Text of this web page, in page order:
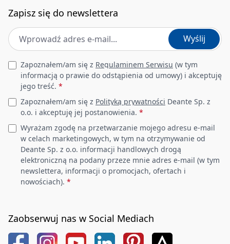
Zapisz się do newslettera
Adres e-mail *
Wyślij
Leave this field empty
Zapoznałem/am się z Regulaminem Serwisu (w tym
informacją o prawie do odstąpienia od umowy) i akceptuję
jego treść. *
Zapoznałem/am się z Polityką prywatności Deante Sp. z
o.o. i akceptuję jej postanowienia. *
Wyrażam zgodę na przetwarzanie mojego adresu e-mail
w celach marketingowych, w tym na otrzymywanie od
Deante Sp. z o.o. informacji handlowych drogą
elektroniczną na podany przeze mnie adres e-mail (w tym
newslettera, informacji o promocjach, ofertach i
nowościach). *
Zaobserwuj nas w Social Mediach